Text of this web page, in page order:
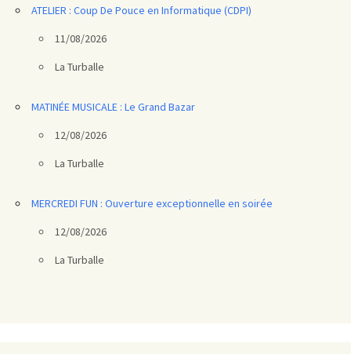
ATELIER : Coup De Pouce en Informatique (CDPI)
11/08/2026
La Turballe
MATINÉE MUSICALE : Le Grand Bazar
12/08/2026
La Turballe
MERCREDI FUN : Ouverture exceptionnelle en soirée
12/08/2026
La Turballe